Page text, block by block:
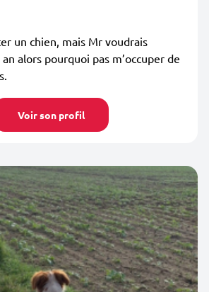
un chien, mais Mr voudrais
alors pourquoi pas m’occuper de
Voir son profil